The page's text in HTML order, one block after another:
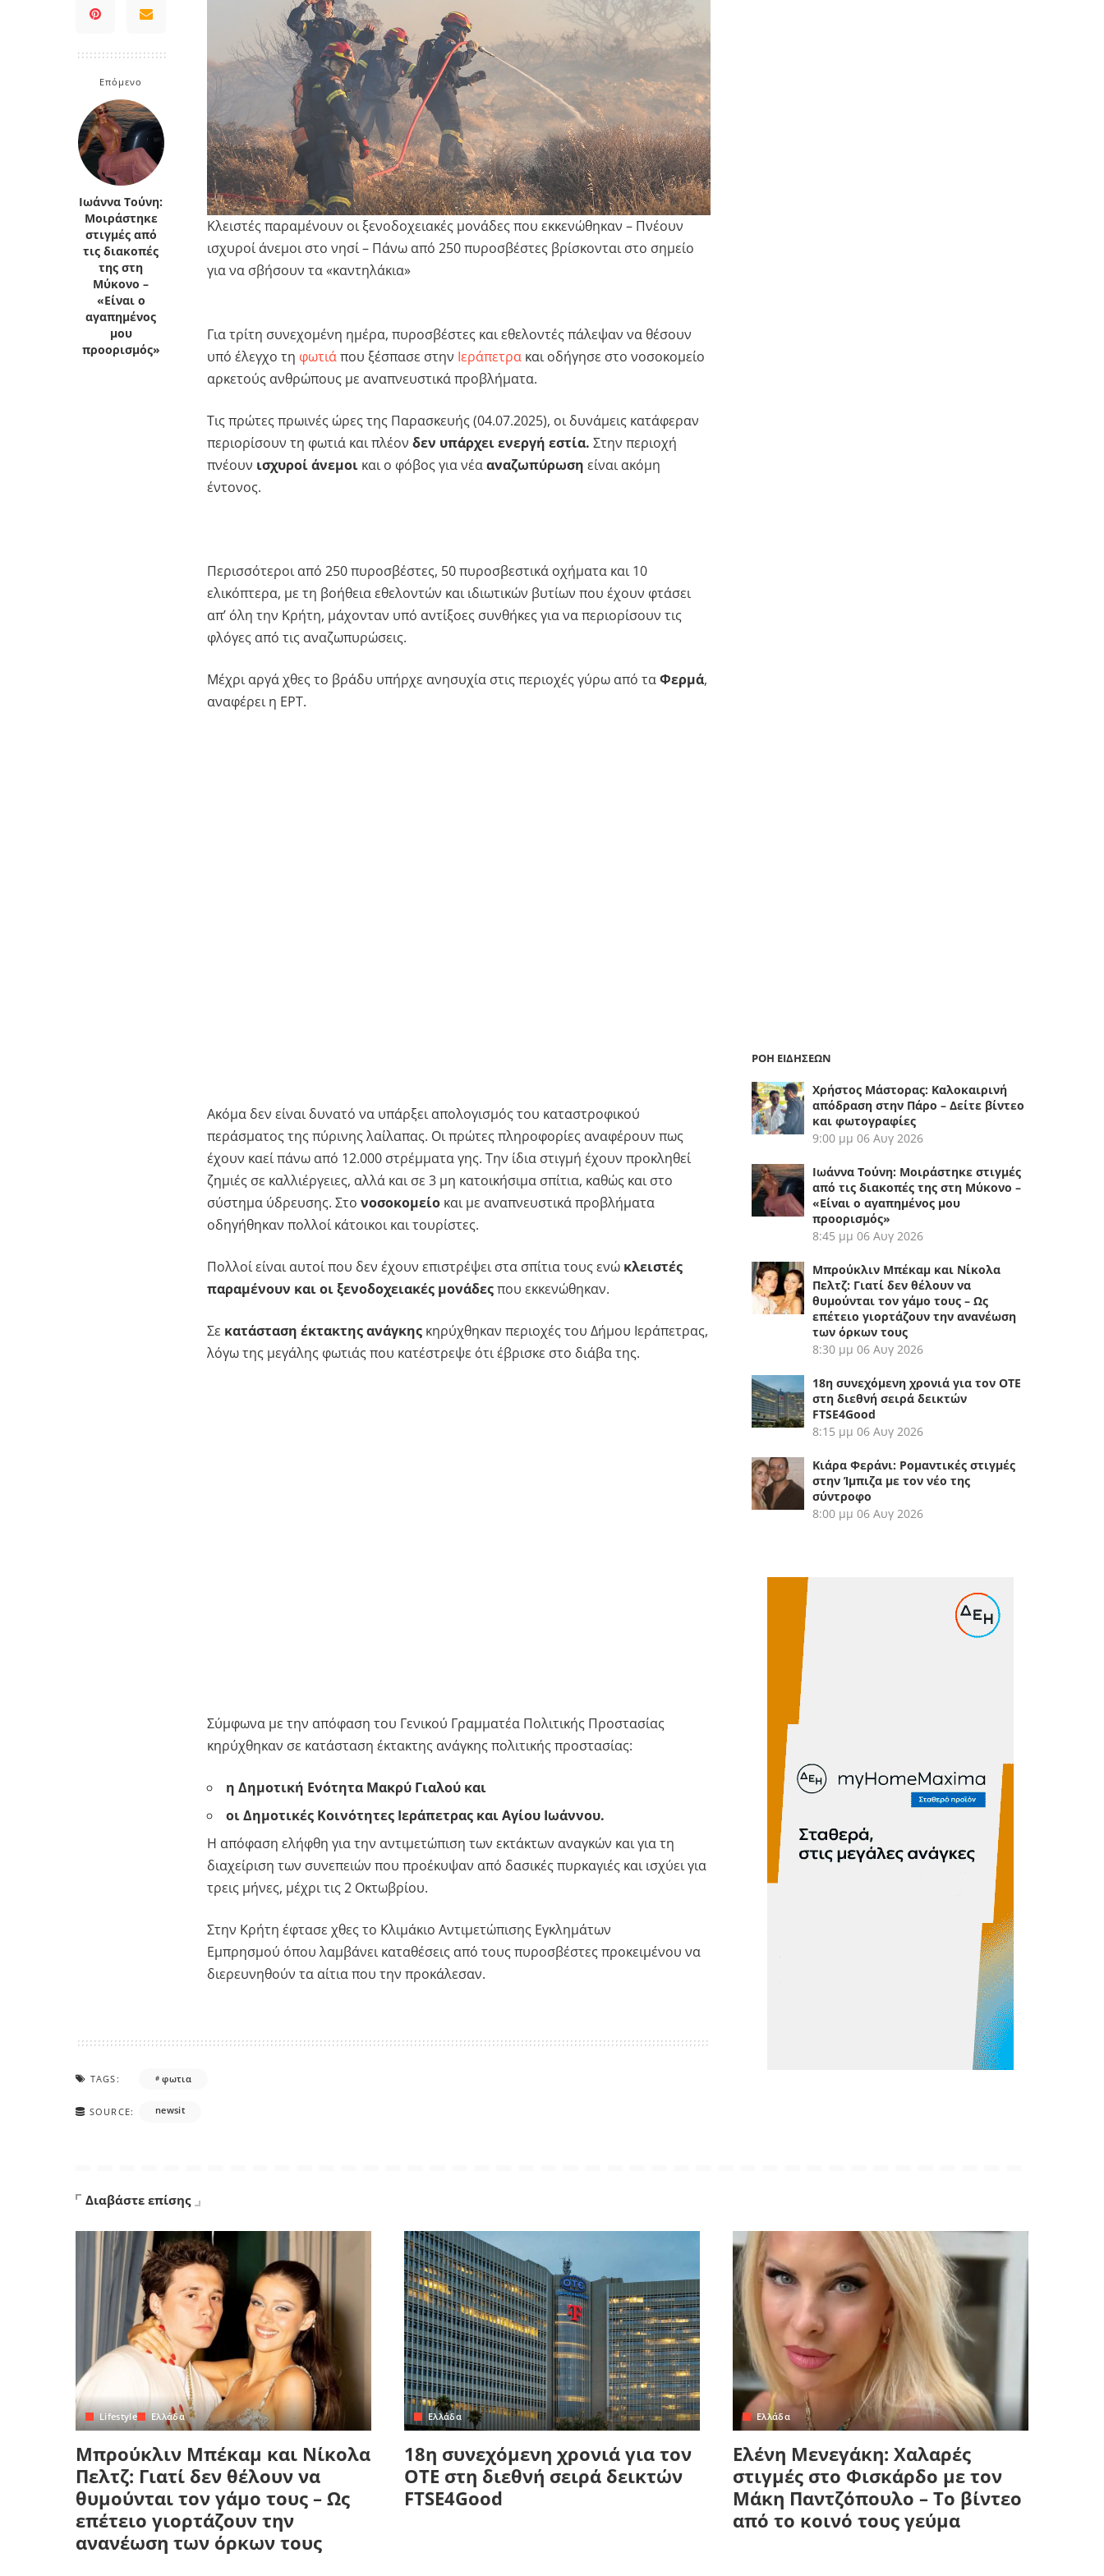
Κρήτη
Πελοπόννησος
Επόμενο
Ιωάννα Τούνη:
Μοιράστηκε
στιγμές από
τις διακοπές
της στη
Μύκονο –
«Είναι ο
αγαπημένος
μου
προορισμός»
Κλειστές παραμένουν οι ξενοδοχειακές μονάδες που εκκενώθηκαν – Πνέουν
ισχυροί άνεμοι στο νησί – Πάνω από 250 πυροσβέστες βρίσκονται στο σημείο
για να σβήσουν τα «καντηλάκια»
Για τρίτη συνεχομένη ημέρα, πυροσβέστες και εθελοντές πάλεψαν να θέσουν
υπό έλεγχο τη φωτιάπου ξέσπασε στην Ιεράπετρα και οδήγησε στο νοσοκομείο
αρκετούς ανθρώπους με αναπνευστικά προβλήματα.
Τις πρώτες πρωινές ώρες της Παρασκευής (04.07.2025), οι δυνάμεις κατάφεραν
περιορίσουν τη φωτιά και πλέον δεν υπάρχει ενεργή εστία. Στην περιοχή
πνέουν ισχυροί άνεμοι και ο φόβος για νέααναζωπύρωση είναι ακόμη
έντονος.
Περισσότεροι από 250 πυροσβέστες, 50 πυροσβεστικά οχήματα και 10
ελικόπτερα, με τη βοήθεια εθελοντών και ιδιωτικών βυτίων που έχουν φτάσει
απ’ όλη την Κρήτη, μάχονταν υπό αντίξοες συνθήκες για να περιορίσουν τις
φλόγες από τις αναζωπυρώσεις.
Μέχρι αργά χθες το βράδυ υπήρχε ανησυχία στις περιοχές γύρω από ταΦερμά,
αναφέρει η ΕΡΤ.
Ακόμα δεν είναι δυνατό να υπάρξει απολογισμός του καταστροφικού
περάσματος της πύρινης λαίλαπας. Οι πρώτες πληροφορίες αναφέρουν πως
έχουν καεί πάνω από 12.000 στρέμματα γης. Την ίδια στιγμή έχουν προκληθεί
ζημιές σε καλλιέργειες, αλλά και σε 3 μη κατοικήσιμα σπίτια, καθώς και στο
σύστημα ύδρευσης. Στο νοσοκομείο και με αναπνευστικά προβλήματα
οδηγήθηκαν πολλοί κάτοικοι και τουρίστες.
Πολλοί είναι αυτοί που δεν έχουν επιστρέψει στα σπίτια τους ενώ κλειστές
παραμένουν και οι ξενοδοχειακές μονάδεςπου εκκενώθηκαν.
Σε κατάσταση έκτακτης ανάγκης κηρύχθηκαν περιοχές του Δήμου Ιεράπετρας,
λόγω της μεγάλης φωτιάς που κατέστρεψε ότι έβρισκε στο διάβα της.
Σύμφωνα με την απόφαση του Γενικού Γραμματέα Πολιτικής Προστασίας
κηρύχθηκαν σε κατάσταση έκτακτης ανάγκης πολιτικής προστασίας:
η Δημοτική Ενότητα Μακρύ Γιαλού και
οι Δημοτικές Κοινότητες Ιεράπετρας και Αγίου Ιωάννου.
Η απόφαση ελήφθη για την αντιμετώπιση των εκτάκτων αναγκών και για τη
διαχείριση των συνεπειών που προέκυψαν από δασικές πυρκαγιές και ισχύει για
τρεις μήνες, μέχρι τις 2 Οκτωβρίου.
Στην Κρήτη έφτασε χθες το Κλιμάκιο Αντιμετώπισης Εγκλημάτων
Εμπρησμού όπου λαμβάνει καταθέσεις από τους πυροσβέστες προκειμένου να
διερευνηθούν τα αίτια που την προκάλεσαν.
TAGS: φωτια
SOURCE: newsit
ΡΟΗ ΕΙΔΗΣΕΩΝ
Χρήστος Μάστορας: Καλοκαιρινή
απόδραση στην Πάρο – Δείτε βίντεο
και φωτογραφίες
9:00 μμ 06 Αυγ 2026
Ιωάννα Τούνη: Μοιράστηκε στιγμές
από τις διακοπές της στη Μύκονο –
«Είναι ο αγαπημένος μου
προορισμός»
8:45 μμ 06 Αυγ 2026
Μπρούκλιν Μπέκαμ και Νίκολα
Πελτζ: Γιατί δεν θέλουν να
θυμούνται τον γάμο τους – Ως
επέτειο γιορτάζουν την ανανέωση
των όρκων τους
8:30 μμ 06 Αυγ 2026
18η συνεχόμενη χρονιά για τον ΟΤΕ
στη διεθνή σειρά δεικτών
FTSE4Good
8:15 μμ 06 Αυγ 2026
Κιάρα Φεράνι: Ρομαντικές στιγμές
στην Ίμπιζα με τον νέο της
σύντροφο
8:00 μμ 06 Αυγ 2026
Διαβάστε επίσης
Lifestyle Ελλάδα
Μπρούκλιν Μπέκαμ και Νίκολα
Πελτζ: Γιατί δεν θέλουν να
θυμούνται τον γάμο τους – Ως
επέτειο γιορτάζουν την
ανανέωση των όρκων τους
Ελλάδα
18η συνεχόμενη χρονιά για τον
ΟΤΕ στη διεθνή σειρά δεικτών
FTSE4Good
Ελλάδα
Ελένη Μενεγάκη: Χαλαρές
στιγμές στο Φισκάρδο με τον
Μάκη Παντζόπουλο – Το βίντεο
από το κοινό τους γεύμα